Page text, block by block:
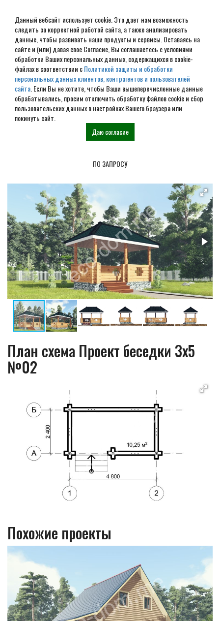
Данный вебсайт использует cookie. Это дает нам возможность
следить за корректной работой сайта, а также анализировать
данные, чтобы развивать наши продукты и сервисы. Оставаясь на
сайте и (или) давая свое Согласие, Вы соглашаетесь с условиями
обработки Ваших персональных данных, содержащихся в cookie-
файлах в соответствии сПолитикой защиты и обработки
персональных данных клиентов, контрагентов и пользователей
сайта . Если Вы не хотите, чтобы Ваши вышеперечисленные данные
обрабатывались, просим отключить обработку файлов cookie и сбор
пользовательских данных в настройках Вашего браузера или
покинуть сайт.
Даю согласие
Проект беседки 3х5 №02
Главная Проекты Беседки Проект беседки 3х5 №02
Цена
ПО ЗАПРОСУ
План схема Проект беседки 3х5
№02
Похожие проекты